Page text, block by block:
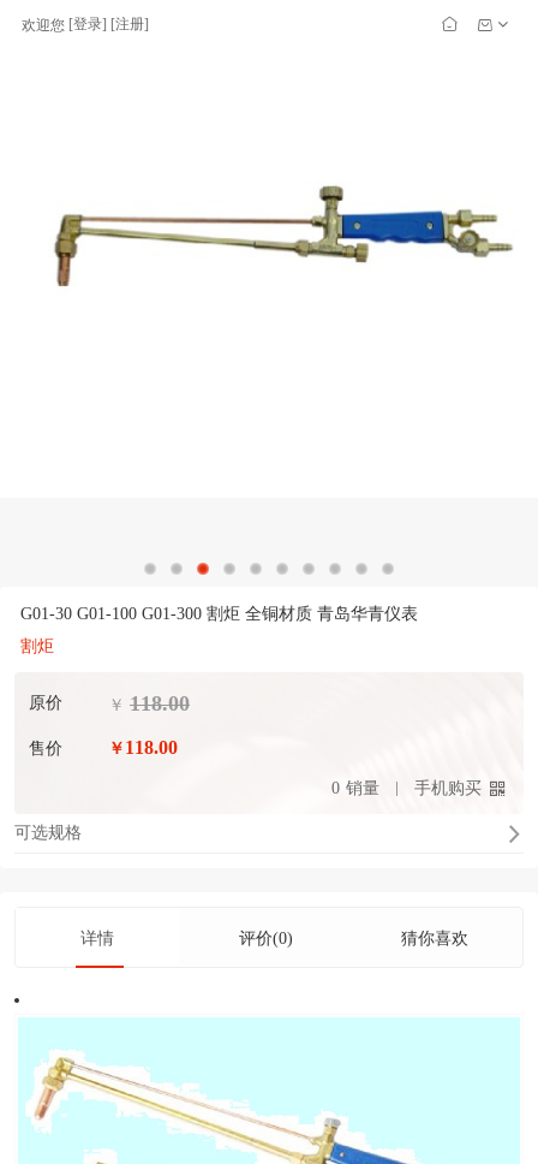
欢迎您 [登录] [注册]
G01-30 G01-100 G01-300 割炬 全铜材质 青岛华青仪表
割炬
原价 ￥ 118.00
售价 ￥ 118.00
0 销量 手机购买
可选规格
详情 评价(0) 猜你喜欢